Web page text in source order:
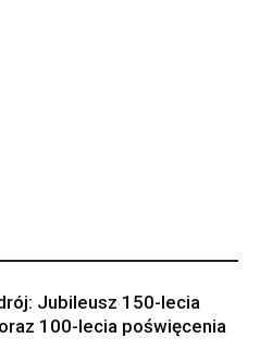
Jubileusz 150-lecia
100-lecia poświęcenia